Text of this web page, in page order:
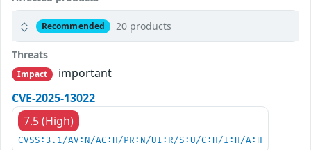
Recommended 20 products
Threats
Impact
important
CVE-2025-13022
7.5 (High)
CVSS:3.1/AV:N/AC:H/PR:N/UI:R/S:U/C:H/I:H/A:H